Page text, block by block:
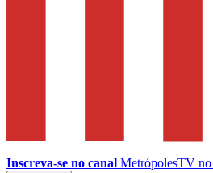
Inscreva-se no canal MetrópolesTV no